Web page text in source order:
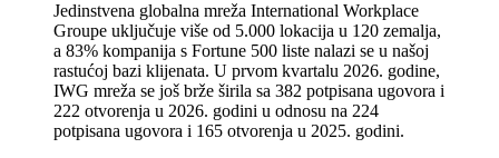
Jedinstvena globalna mreža International Workplace
Groupe uključuje više od 5.000 lokacija u 120 zemalja,
a 83% kompanija s Fortune 500 liste nalazi se u našoj
rastućoj bazi klijenata. U prvom kvartalu 2026. godine,
IWG mreža se još brže širila sa 382 potpisana ugovora i
222 otvorenja u 2026. godini u odnosu na 224
potpisana ugovora i 165 otvorenja u 2025. godini.